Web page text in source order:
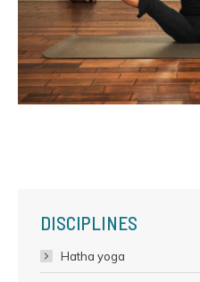
DISCIPLINES
Hatha yoga